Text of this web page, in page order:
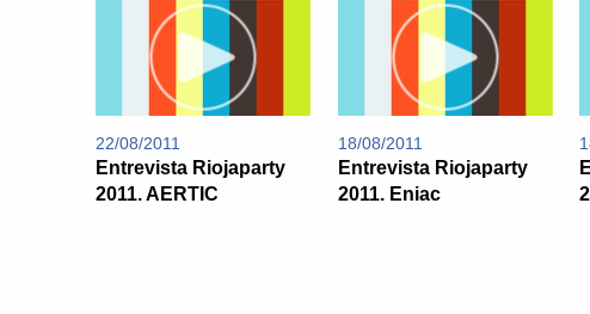
22/08/2011
Entrevista Riojaparty
2011. AERTIC
18/08/2011
Entrevista Riojaparty
2011. Eniac